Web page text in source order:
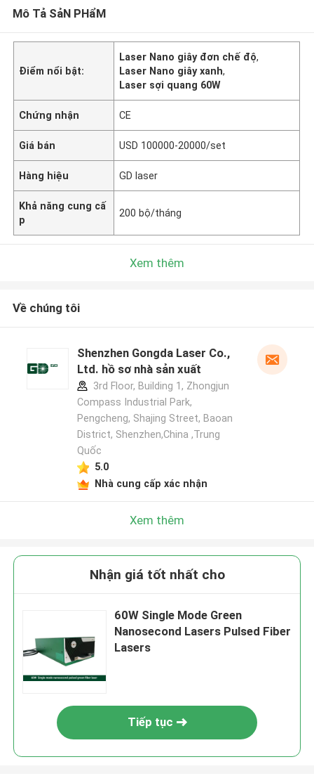
Mô Tả SảN PHẩM
Điểm nổi bật:
Laser Nano giây đơn chế độ,
Laser Nano giây xanh,
Laser sợi quang 60W
Chứng nhận CE
Giá bán USD 100000-20000/set
Hàng hiệu GD laser
Khả năng cung cấ
p
200 bộ/tháng
Xem thêm
Về chúng tôi
Shenzhen Gongda Laser Co.,
Ltd. hồ sơ nhà sản xuất
3rd Floor, Building 1, Zhongjun
Compass Industrial Park,
Pengcheng, Shajing Street, Baoan
District, Shenzhen,China ,Trung
Quốc
5.0
Nhà cung cấp xác nhận
Xem thêm
Nhận giá tốt nhất cho
60W Single Mode Green
Nanosecond Lasers Pulsed Fiber
Lasers
Tiếp tục